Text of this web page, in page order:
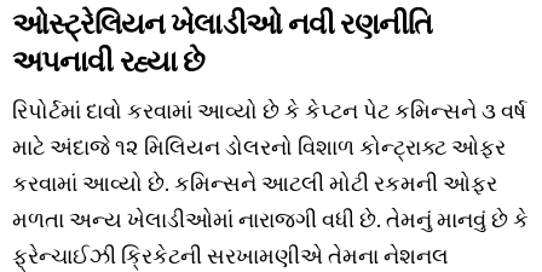
ઓસ્ટ્રેલિયન ખેલાડીઓ નવી રણનીતિ
અપનાવી રહ્યા છે
રિપોર્ટમાં દાવો કરવામાં આવ્યો છે કે કેપ્ટન પેટ કમિન્સને ૩ વર્ષ
માટે અંદાજે ૧૨ મિલિયન ડોલરનો વિશાળ કોન્ટ્રાક્ટ ઓફર
કરવામાં આવ્યો છે. કમિન્સને આટલી મોટી રકમની ઓફર
મળતા અન્ય ખેલાડીઓમાં નારાજગી વધી છે. તેમનું માનવું છે કે
ફ્રેન્ચાઈઝી ક્રિકેટની સરખામણીએ તેમના નેશનલ